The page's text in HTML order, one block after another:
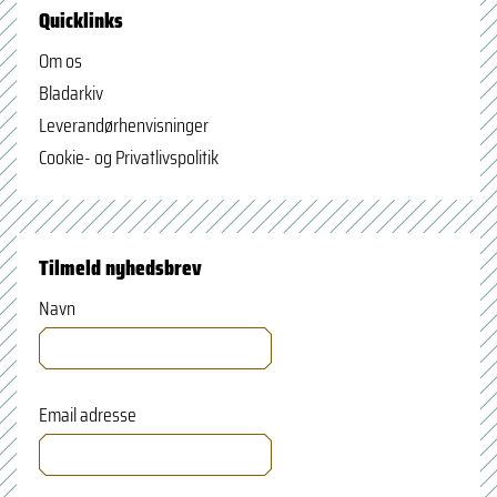
Quicklinks
Om os
Bladarkiv
Leverandørhenvisninger
Cookie- og Privatlivspolitik
Tilmeld nyhedsbrev
Navn
Email adresse